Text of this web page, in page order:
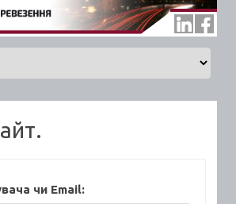
чи Email: